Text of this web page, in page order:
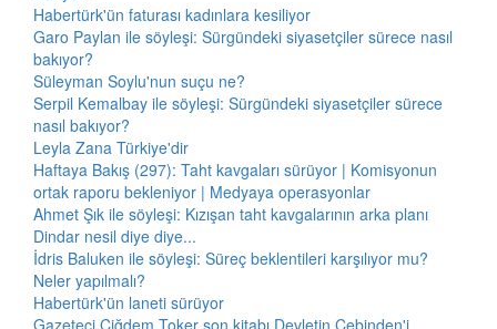
Habertürk'ün faturası kadınlara kesiliyor
Garo Paylan ile söyleşi: Sürgündeki siyasetçiler sürece nasıl
bakıyor?
Süleyman Soylu'nun suçu ne?
Serpil Kemalbay ile söyleşi: Sürgündeki siyasetçiler sürece
nasıl bakıyor?
Leyla Zana Türkiye'dir
Haftaya Bakış (297): Taht kavgaları sürüyor | Komisyonun
ortak raporu bekleniyor | Medyaya operasyonlar
Ahmet Şık ile söyleşi: Kızışan taht kavgalarının arka planı
Dindar nesil diye diye...
İdris Baluken ile söyleşi: Süreç beklentileri karşılıyor mu?
Neler yapılmalı?
Habertürk'ün laneti sürüyor
Gazeteci Çiğdem Toker son kitabı Devletin Cebinden'i